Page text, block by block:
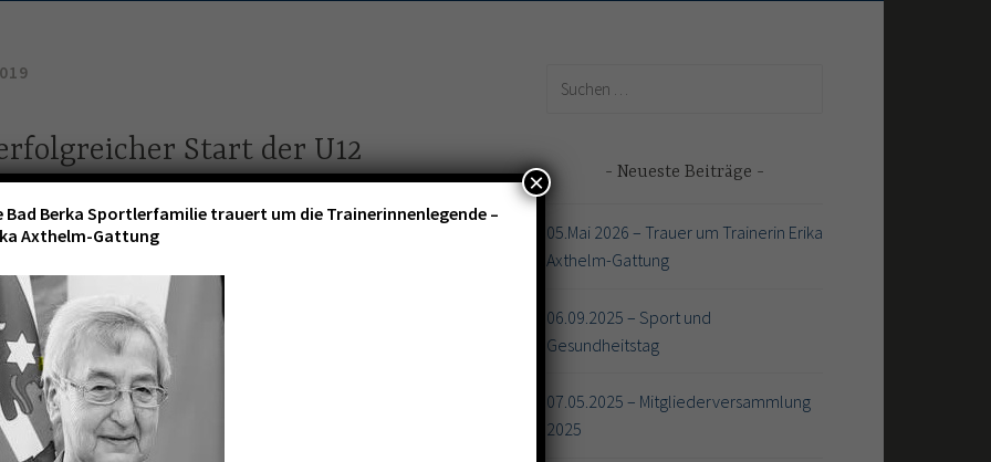
erfolgreicher Start der U12
in Landesmeisterschaft
unsere jüngsten Volleyballerinnen in den Spielbetrieb
des TVV. Mit großer Aufregung fuhren wir in die
nach Erfurt ohne zu wissen, was uns
mithalten können.
spielen insgesamt 20 Mannschaften aufgeteilt in 5
waren die Mädels des SWE Volleyteam I. In einem
Neueste Beiträge
05.Mai 2026 – Trauer um Trainerin Erika
Axthelm-Gattung
06.09.2025 – Sport und
Gesundheitstag
07.05.2025 – Mitgliederversammlung
2025
Bad Berka Sportlerfamilie trauert um die Trainerinnenlegende –
Axthelm-Gattung
×